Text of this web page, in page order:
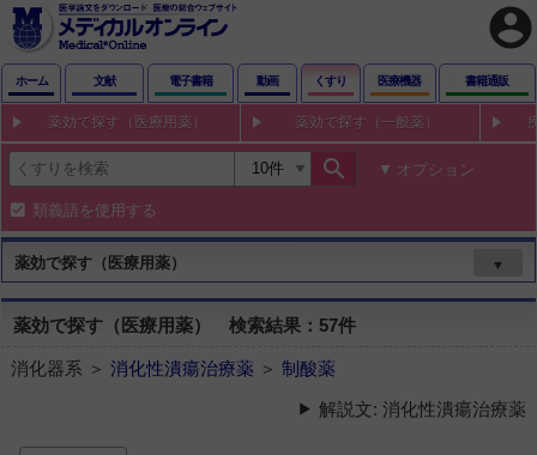
account_circle
ホーム 文献 電子書籍 動画 くすり 医療機器 書籍通販
薬効で探す（医療用薬） 薬効で探す（一般薬）
search オプション
類義語を使用する
薬効で探す（医療用薬） ▼
薬効で探す（医療用薬） 検索結果：57件
消化器系 ＞ 消化性潰瘍治療薬 ＞ 制酸薬
解説文: 消化性潰瘍治療薬